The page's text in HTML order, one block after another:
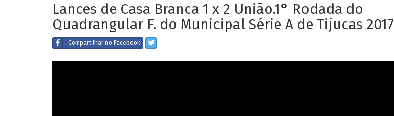
Lances de Casa Branca 1 x 2 União.1° Rodada do
Quadrangular F. do Municipal Série A de Tijucas 2017
Compartilharno Facebook